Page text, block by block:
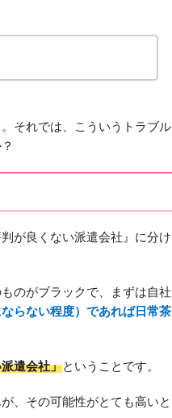
それでは、こういうトラブル
判が良くない派遣会社』 に分け
のがブラックで、まずは自社
らない程度）であれば日常茶
遣会社」ということです。
、その可能性がとても高いと